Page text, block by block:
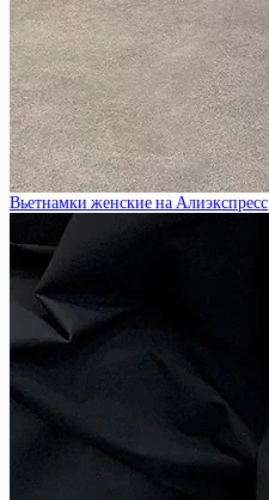
Вьетнамки женские на Алиэкспресс